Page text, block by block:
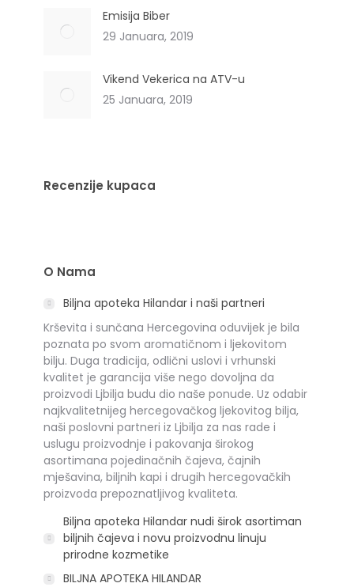
Emisija Biber
29 Januara, 2019
Vikend Vekerica na ATV-u
25 Januara, 2019
Recenzije kupaca
O Nama
Biljna apoteka Hilandar i naši partneri
Krševita i sunčana Hercegovina oduvijek je bila
poznata po svom aromatičnom i ljekovitom
bilju. Duga tradicija, odlični uslovi i vrhunski
kvalitet je garancija više nego dovoljna da
proizvodi Ljbilja budu dio naše ponude. Uz odabir
najkvalitetnijeg hercegovačkog ljekovitog bilja,
naši poslovni partneri iz Ljbilja za nas rade i
uslugu proizvodnje i pakovanja širokog
asortimana pojedinačnih čajeva, čajnih
mješavina, biljnih kapi i drugih hercegovačkih
proizvoda prepoznatljivog kvaliteta.
Biljna apoteka Hilandar nudi širok asortiman
biljnih čajeva i novu proizvodnu linuju
prirodne kozmetike
BILJNA APOTEKA HILANDAR